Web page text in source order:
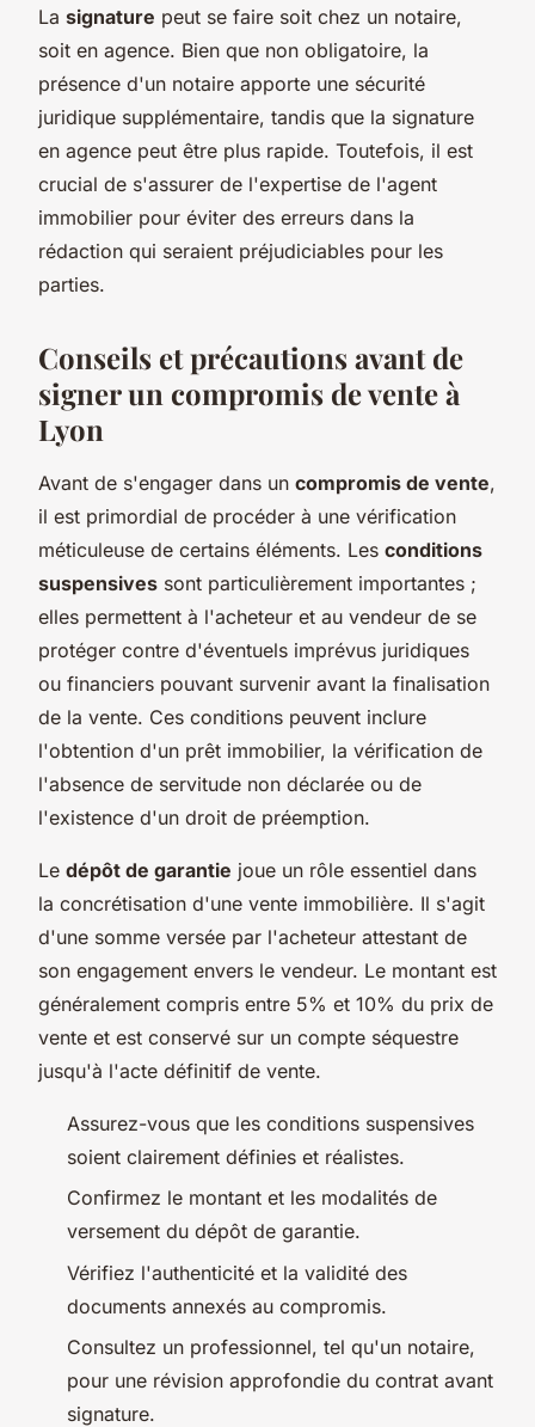
La signature peut se faire soit chez un notaire,
soit en agence. Bien que non obligatoire, la
présence d'un notaire apporte une sécurité
juridique supplémentaire, tandis que la signature
en agence peut être plus rapide. Toutefois, il est
crucial de s'assurer de l'expertise de l'agent
immobilier pour éviter des erreurs dans la
rédaction qui seraient préjudiciables pour les
parties.
Conseils et précautions avant de
signer un compromis de vente à
Lyon
Avant de s'engager dans un compromis de vente,
il est primordial de procéder à une vérification
méticuleuse de certains éléments. Les conditions
suspensives sont particulièrement importantes ;
elles permettent à l'acheteur et au vendeur de se
protéger contre d'éventuels imprévus juridiques
ou financiers pouvant survenir avant la finalisation
de la vente. Ces conditions peuvent inclure
l'obtention d'un prêt immobilier, la vérification de
l'absence de servitude non déclarée ou de
l'existence d'un droit de préemption.
Le dépôt de garantie joue un rôle essentiel dans
la concrétisation d'une vente immobilière. Il s'agit
d'une somme versée par l'acheteur attestant de
son engagement envers le vendeur. Le montant est
généralement compris entre 5% et 10% du prix de
vente et est conservé sur un compte séquestre
jusqu'à l'acte définitif de vente.
Assurez-vous que les conditions suspensives
soient clairement définies et réalistes.
Confirmez le montant et les modalités de
versement du dépôt de garantie.
Vérifiez l'authenticité et la validité des
documents annexés au compromis.
Consultez un professionnel, tel qu'un notaire,
pour une révision approfondie du contrat avant
signature.